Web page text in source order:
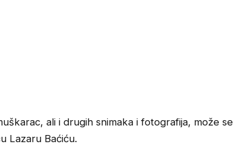
ali i drugih snimaka i fotografija, može se
Lazaru Baćiću.